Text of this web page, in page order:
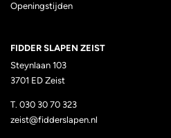
Openingstijden
FIDDER SLAPEN ZEIST
Steynlaan 103
3701 ED Zeist
T. 030 30 70 323
zeist@fidderslapen.nl